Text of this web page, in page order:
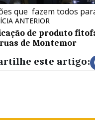
que fazem todos
ANTERIOR
de produto
de Montemor
este artigo: